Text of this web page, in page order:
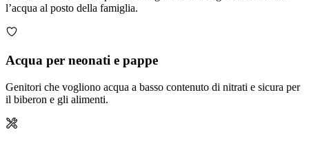
l’acqua al posto della famiglia.
Acqua per neonati e pappe
Genitori che vogliono acqua a basso contenuto di nitrati e sicura per
il biberon e gli alimenti.